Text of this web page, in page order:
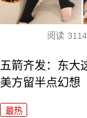
阅读
五箭齐发：东大
美方留半点幻想
最热